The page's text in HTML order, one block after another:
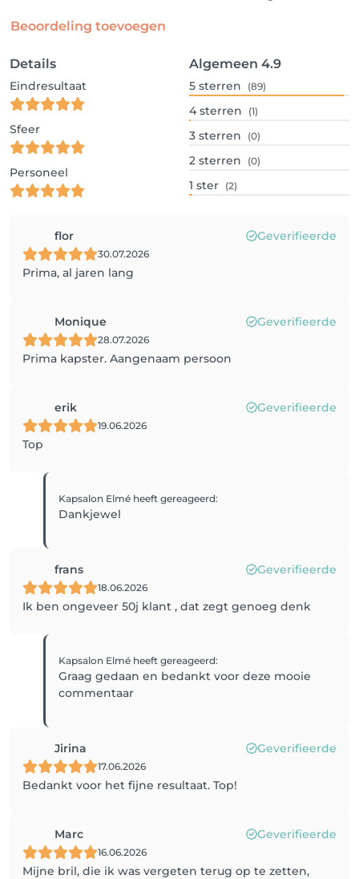
Beoordeling toevoegen
Details
Eindresultaat
Sfeer
Personeel
Algemeen 4.9
5 sterren (89)
4 sterren (1)
3 sterren (0)
2 sterren (0)
1 ster (2)
flor Geverifieerde
30.07.2026
Prima, al jaren lang
Monique Geverifieerde
28.07.2026
Prima kapster. Aangenaam persoon
erik Geverifieerde
19.06.2026
Top
Kapsalon Elmé heeft gereageerd:
Dankjewel
frans Geverifieerde
18.06.2026
Ik ben ongeveer 50j klant , dat zegt genoeg denk
Kapsalon Elmé heeft gereageerd:
Graag gedaan en bedankt voor deze mooie
commentaar
Jirina Geverifieerde
17.06.2026
Bedankt voor het fijne resultaat. Top!
Marc Geverifieerde
16.06.2026
Mijne bril, die ik was vergeten terug op te zetten,